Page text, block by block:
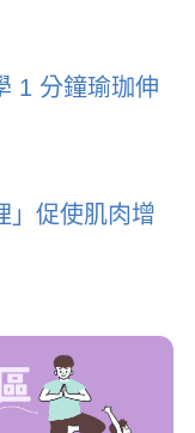
1 分鐘瑜珈伸
」促使肌肉增